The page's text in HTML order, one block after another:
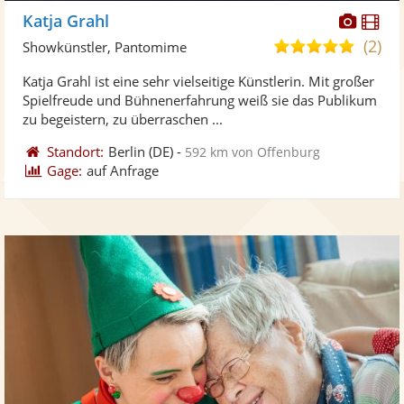
Fotos
Katja Grahl
5,0
5
(2)
Showkünstler, Pantomime
Katja Grahl ist eine sehr vielseitige Künstlerin. Mit großer
Spielfreude und Bühnenerfahrung weiß sie das Publikum
zu begeistern, zu überraschen ...
Standort: Berlin (DE) - 592 km von Offenburg
Gage: auf Anfrage